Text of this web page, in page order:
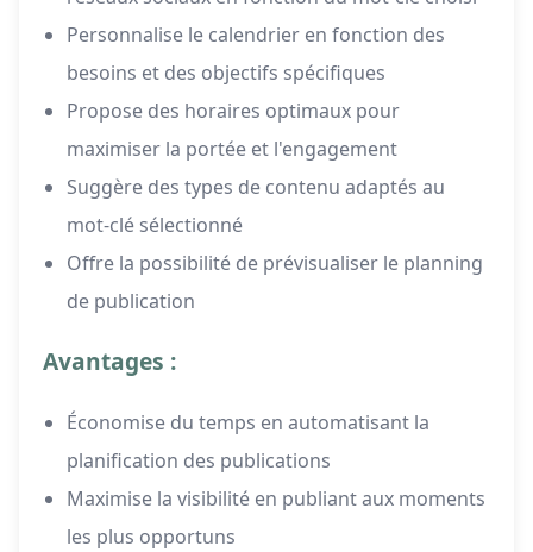
Personnalise le calendrier en fonction des
besoins et des objectifs spécifiques
Propose des horaires optimaux pour
maximiser la portée et l'engagement
Suggère des types de contenu adaptés au
mot-clé sélectionné
Offre la possibilité de prévisualiser le planning
de publication
Avantages :
Économise du temps en automatisant la
planification des publications
Maximise la visibilité en publiant aux moments
les plus opportuns